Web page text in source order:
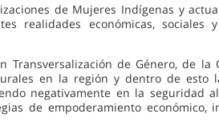
de Mujeres Indígenas y
realidades económicas,
Transversalización de Género, de
en la región y dentro de
negativamente en la
de empoderamiento